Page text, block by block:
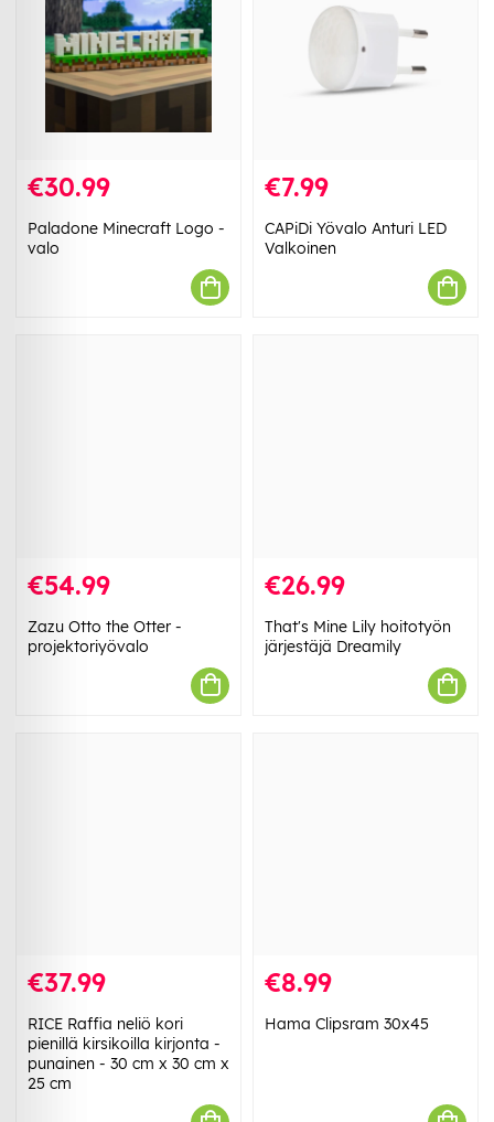
€30.99
Paladone Minecraft Logo -
valo
€7.99
CAPiDi Yövalo Anturi LED
Valkoinen
€54.99
Zazu Otto the Otter -
projektoriyövalo
€26.99
That's Mine Lily hoitotyön
järjestäjä Dreamily
€37.99
RICE Raffia neliö kori
pienillä kirsikoilla kirjonta -
punainen - 30 cm x 30 cm x
25 cm
€8.99
Hama Clipsram 30x45